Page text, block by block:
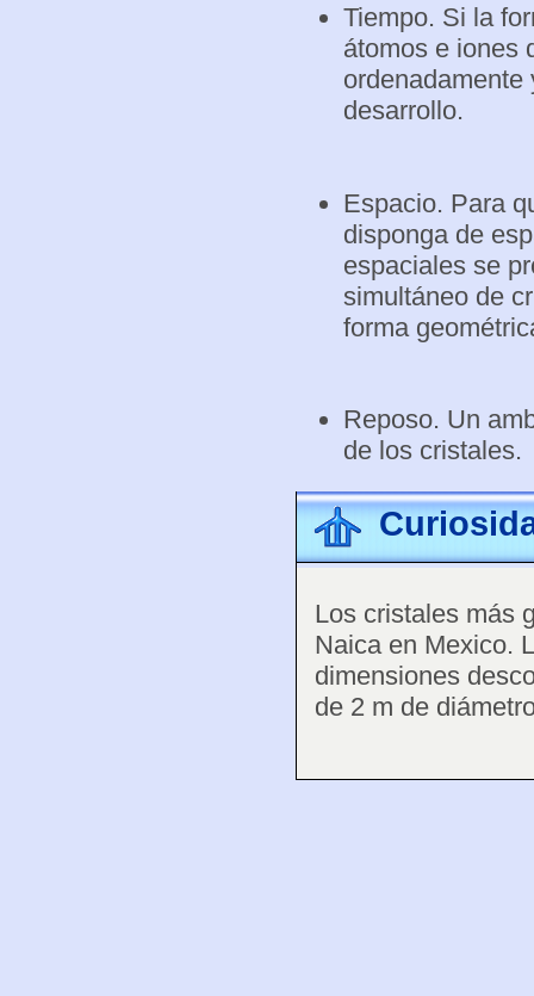
Tiempo. Si la
átomos e iones
desarrollo.
Espacio. Para
disponga de
espaciales se
simultáneo de
forma
Reposo. Un
de los cristales.
Los cristales más
Naica en Mexico.
dimensiones
de 2 m de